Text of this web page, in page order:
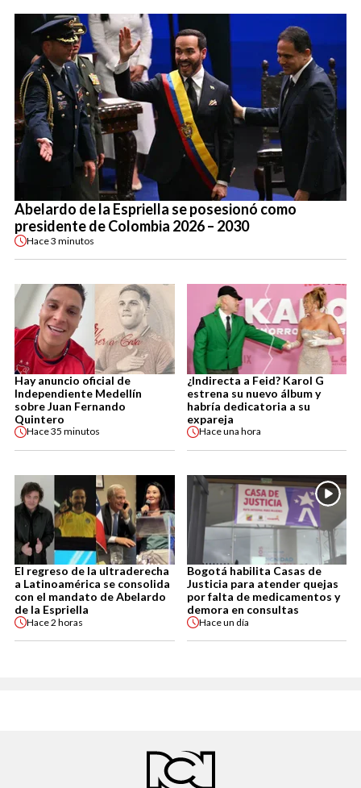
Abelardo de la Espriella se posesionó como
presidente de Colombia 2026 – 2030
Hace3 minutos
Hay anuncio oficial de
Independiente Medellín
sobre Juan Fernando
Quintero
Hace35 minutos
¿Indirecta a Feid? Karol G
estrena su nuevo álbum y
habría dedicatoria a su
expareja
Haceuna hora
El regreso de la ultraderecha
a Latinoamérica se consolida
con el mandato de Abelardo
de la Espriella
Hace2 horas
Bogotá habilita Casas de
Justicia para atender quejas
por falta de medicamentos y
demora en consultas
Haceun día